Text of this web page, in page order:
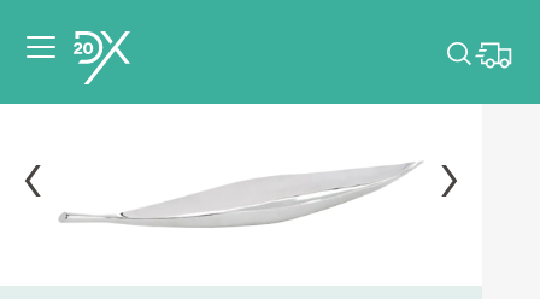
événement.
Choisir mes dates